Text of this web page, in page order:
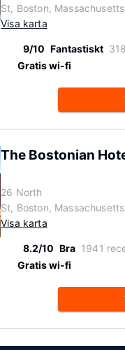
St, Boston,
Visa karta
9/10 Fantastiskt
Gratis wi-fi
The Bostonian
26 North
St, Boston,
Visa karta
8.2/10 Bra 1941
Gratis wi-fi